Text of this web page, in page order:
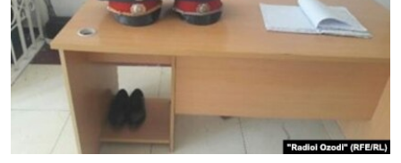
ГУЗОРИШҲОИ РАДИОӢ
Русский
ПАЙГИРӢ КУНЕД